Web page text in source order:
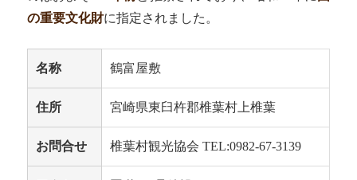
の重要文化財に指定されました。
名称 鶴富屋敷
住所 宮崎県東臼杵郡椎葉村上椎葉
お問合せ 椎葉村観光協会 TEL:0982-67-3139